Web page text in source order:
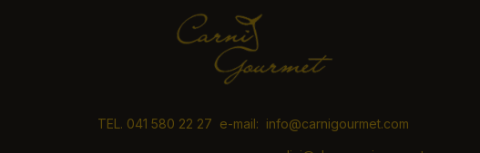
TEL. 041 580 22 27 e-mail: info@carnigourmet.com